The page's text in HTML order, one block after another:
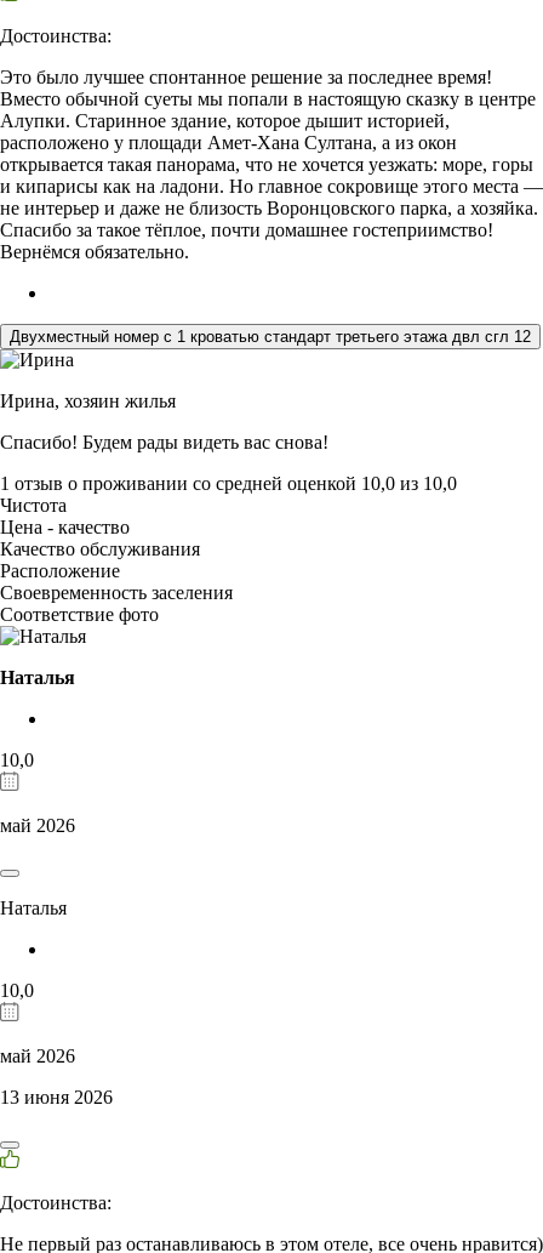
Достоинства:
Это было лучшее спонтанное решение за последнее время!
Вместо обычной суеты мы попали в настоящую сказку в центре
Алупки. Старинное здание, которое дышит историей,
расположено у площади Амет-Хана Султана, а из окон
открывается такая панорама, что не хочется уезжать: море, горы
и кипарисы как на ладони. Но главное сокровище этого места —
не интерьер и даже не близость Воронцовского парка, а хозяйка.
Спасибо за такое тёплое, почти домашнее гостеприимство!
Вернёмся обязательно.
Двухместный номер с 1 кроватью стандарт третьего этажа двл сгл 12
Ирина, хозяин жилья
Спасибо! Будем рады видеть вас снова!
1 отзыв о проживании со средней оценкой 10,0 из 10,0
Чистота
Цена - качество
Качество обслуживания
Расположение
Своевременность заселения
Соответствие фото
Наталья
10,0
май 2026
Наталья
10,0
май 2026
13 июня 2026
Достоинства:
Не первый раз останавливаюсь в этом отеле, все очень нравится)